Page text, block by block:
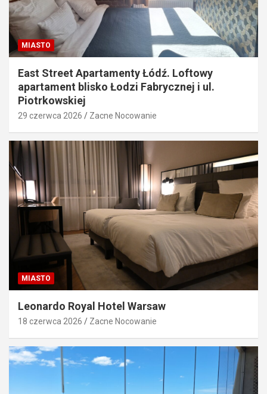
MIASTO
East Street Apartamenty Łódź. Loftowy
apartament blisko Łodzi Fabrycznej i ul.
Piotrkowskiej
29 czerwca 2026 Zacne Nocowanie
MIASTO
Leonardo Royal Hotel Warsaw
18 czerwca 2026 Zacne Nocowanie